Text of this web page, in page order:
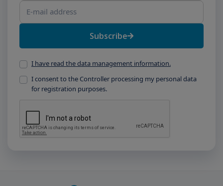
Subscribe
I have read the data management information.
I consent to the Controller processing my personal data
for registration purposes.